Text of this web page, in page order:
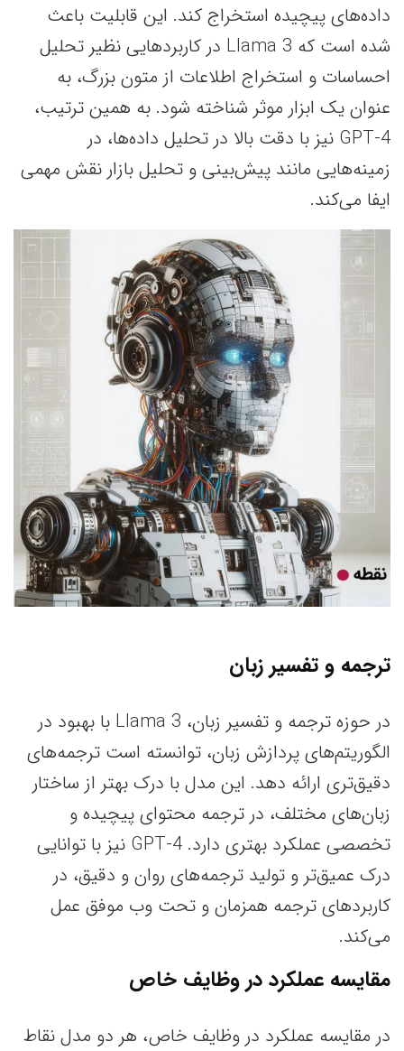
داده‌های پیچیده استخراج کند. این قابلیت باعث
شده است که Llama 3 در کاربردهایی نظیر تحلیل
احساسات و استخراج اطلاعات از متون بزرگ، به
عنوان یک ابزار موثر شناخته شود. به همین ترتیب،
GPT-4 نیز با دقت بالا در تحلیل داده‌ها، در
زمینه‌هایی مانند پیش‌بینی و تحلیل بازار نقش مهمی
ایفا می‌کند.
ترجمه و تفسیر زبان
در حوزه ترجمه و تفسیر زبان، Llama 3 با بهبود در
الگوریتم‌های پردازش زبان، توانسته است ترجمه‌های
دقیق‌تری ارائه دهد. این مدل با درک بهتر از ساختار
زبان‌های مختلف، در ترجمه محتوای پیچیده و
تخصصی عملکرد بهتری دارد. GPT-4 نیز با توانایی
درک عمیق‌تر و تولید ترجمه‌های روان و دقیق، در
کاربردهای ترجمه همزمان و تحت وب موفق عمل
می‌کند.
مقایسه عملکرد در وظایف خاص
در مقایسه عملکرد در وظایف خاص، هر دو مدل نقاط